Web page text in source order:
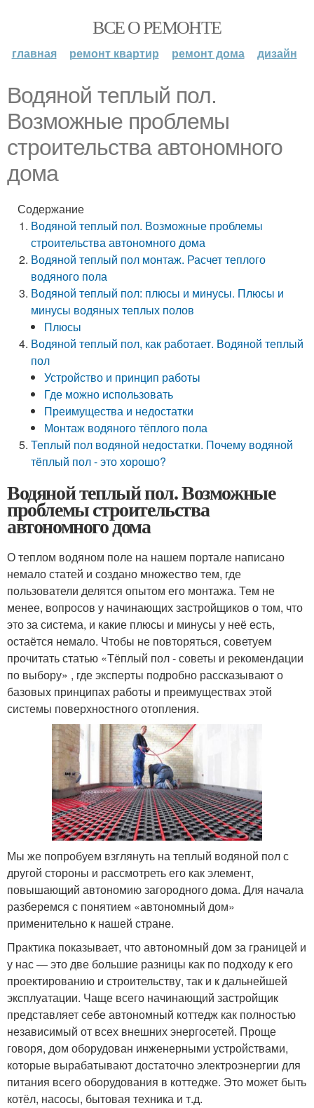
ВСЕ О РЕМОНТЕ
главная ремонт квартир ремонт дома дизайн
Водяной теплый пол.
Возможные проблемы
строительства автономного
дома
Содержание
Водяной теплый пол. Возможные проблемы
строительства автономного дома
Водяной теплый пол монтаж. Расчет теплого
водяного пола
Водяной теплый пол: плюсы и минусы. Плюсы и
минусы водяных теплых полов
Плюсы
Водяной теплый пол, как работает. Водяной теплый
пол
Устройство и принцип работы
Где можно использовать
Преимущества и недостатки
Монтаж водяного тёплого пола
Теплый пол водяной недостатки. Почему водяной
тёплый пол - это хорошо?
Водяной теплый пол. Возможные
проблемы строительства
автономного дома
О теплом водяном поле на нашем портале написано
немало статей и создано множество тем, где
пользователи делятся опытом его монтажа. Тем не
менее, вопросов у начинающих застройщиков о том, что
это за система, и какие плюсы и минусы у неё есть,
остаётся немало. Чтобы не повторяться, советуем
прочитать статью «Тёплый пол - советы и рекомендации
по выбору» , где эксперты подробно рассказывают о
базовых принципах работы и преимуществах этой
системы поверхностного отопления.
Мы же попробуем взглянуть на теплый водяной пол с
другой стороны и рассмотреть его как элемент,
повышающий автономию загородного дома. Для начала
разберемся с понятием «автономный дом»
применительно к нашей стране.
Практика показывает, что автономный дом за границей и
у нас — это две большие разницы как по подходу к его
проектированию и строительству, так и к дальнейшей
эксплуатации. Чаще всего начинающий застройщик
представляет себе автономный коттедж как полностью
независимый от всех внешних энергосетей. Проще
говоря, дом оборудован инженерными устройствами,
которые вырабатывают достаточно электроэнергии для
питания всего оборудования в коттедже. Это может быть
котёл, насосы, бытовая техника и т.д.